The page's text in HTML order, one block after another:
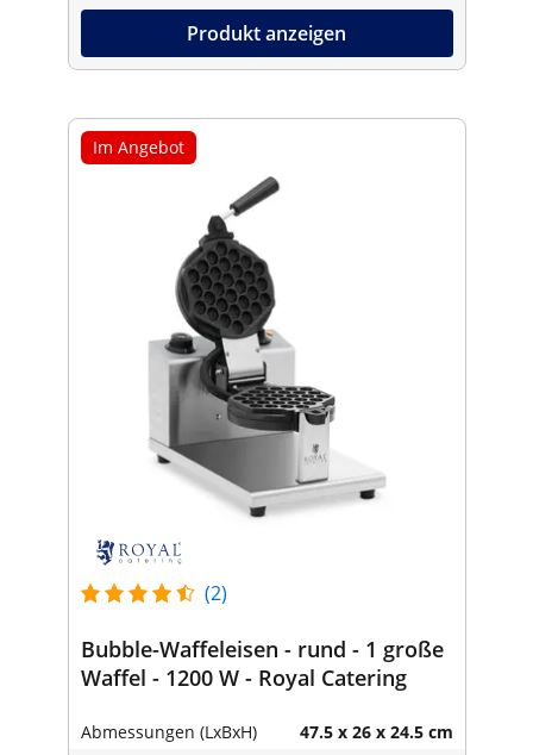
Produkt anzeigen
Im Angebot
(2)
Bubble-Waffeleisen - rund - 1 große
Waffel - 1200 W - Royal Catering
Abmessungen (LxBxH) 47.5 x 26 x 24.5 cm